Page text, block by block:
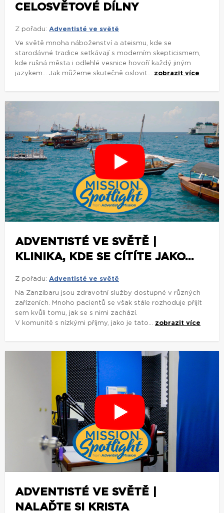
CELOSVĚTOVÉ DÍLNY
Z pořadu: Adventisté ve světě
Ve světě mnoha náboženství a ateismu, kde se
starodávné tradice setkávají s moderním skepticismem,
kde rušná města i odlehlé vesnice hovoří každý jiným
jazykem... Jak můžeme skutečně oslovit... zobrazit více
ADVENTISTÉ VE SVĚTĚ |
KLINIKA, KDE SE CÍTÍTE JAKO...
Z pořadu: Adventisté ve světě
Na Zanzibaru jsou zdravotní služby dostupné v různých
zařízeních. Mnoho pacientů se však stále rozhoduje přijít
sem kvůli tomu, jak se s nimi zachází.
V komunitě s nízkými příjmy, jako je tato... zobrazit více
ADVENTISTÉ VE SVĚTĚ |
NALAĎTE SI KRISTA